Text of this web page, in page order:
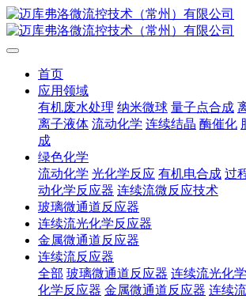
首页
应用领域
有机废水处理 纳米微球 量子点合成
离子液体 流动化学 连续结晶 酶催化
成
绿色化学
流动化学 光化学反应 有机电合成 过
动化学反应器 连续流微反应技术
玻璃微通道反应器
连续流光化学反应器
金属微通道反应器
连续流反应器
全部 玻璃微通道反应器 连续流光化
化学反应器 金属微通道反应器 连续